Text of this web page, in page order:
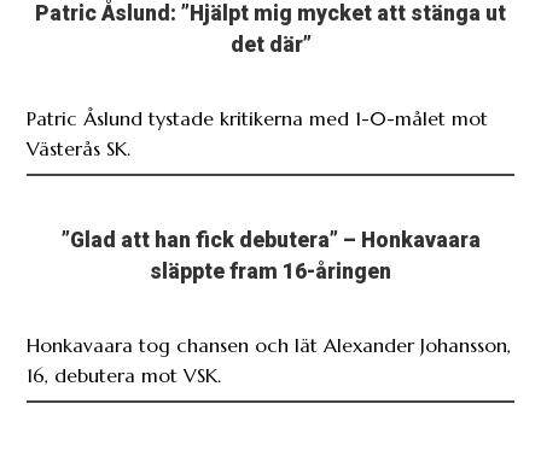
Patric Åslund: ”Hjälpt mig mycket att stänga ut
det där”
Patric Åslund tystade kritikerna med 1-0-målet mot
Västerås SK.
”Glad att han fick debutera” – Honkavaara
släppte fram 16-åringen
Honkavaara tog chansen och lät Alexander Johansson,
16, debutera mot VSK.